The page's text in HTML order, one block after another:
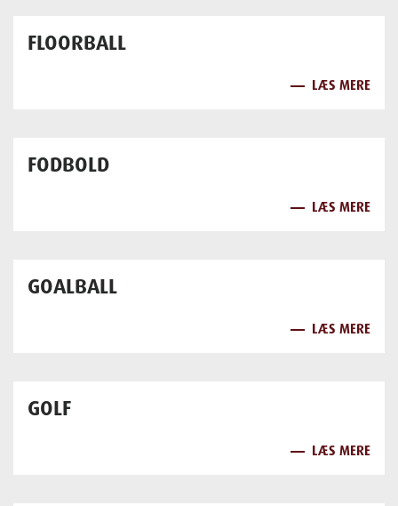
FLOORBALL
LÆS MERE
FODBOLD
LÆS MERE
GOALBALL
LÆS MERE
GOLF
LÆS MERE